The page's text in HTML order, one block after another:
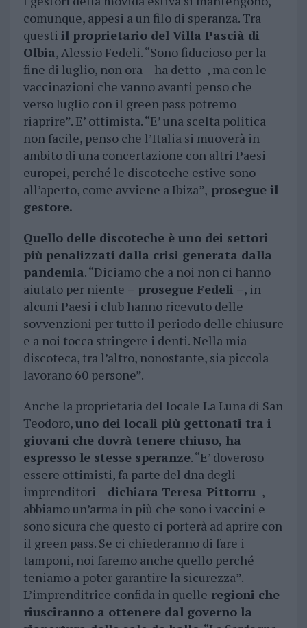
comunque, appesi a un filo di speranza. Tra
questi il proprietario del Villa Pascià di
Olbia, Alessio Fedeli. “Sono fiducioso per la
fine di luglio, non ora – ha detto -, ma con le
vaccinazioni che vanno avanti penso che
verso luglio con il green pass potremo
riaprire”. E’ ottimista. “E’ una scelta politica
non facile, penso che l’Italia si muoverà in
ambito di una concertazione con altri Paesi
europei, perché le discoteche estive sono
all’aperto, come avviene a Ibiza”, prosegue il
gestore.
Quello delle discoteche è uno dei settori
più penalizzati dalla crisi generata dalla
pandemia. “Diciamo che a noi non ci hanno
aiutato per niente – prosegue Fedeli –, in
alcuni Paesi i club hanno ricevuto delle
sovvenzioni per tutto il periodo delle chiusure
e a noi tocca stringere i denti. Nella mia
discoteca, tra l’altro, nonostante, sia piccola
lavorano 60 persone”.
Anche la proprietaria del locale La Luna di San
Teodoro,uno dei locali più gettonati tra i
giovani che dovrà tenere chiuso, ha
espresso le stesse speranze. “E’ doveroso
essere ottimisti, fa parte del dna degli
imprenditori – dichiara Teresa Pittorru-,
abbiamo un’arma in più che sono i vaccini e
sono sicura che questo ci porterà ad aprire con
il green pass. Se ci chiederanno di fare i
tamponi, noi faremo anche quello perché
teniamo a poter garantire la sicurezza”.
L’imprenditrice confida in quelle regioni che
riusciranno a ottenere dal governo la